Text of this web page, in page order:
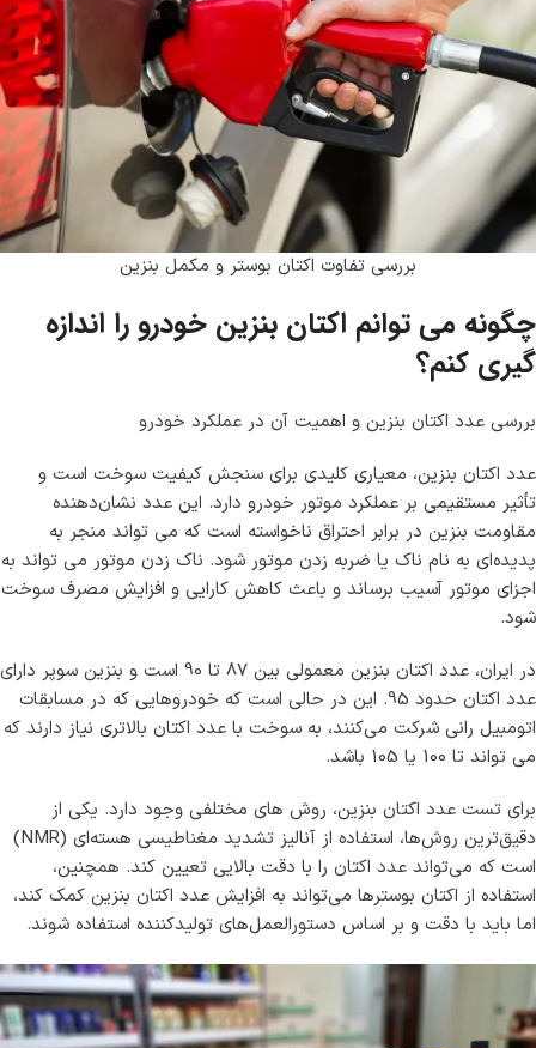
بررسی تفاوت اکتان بوستر و مکمل بنزین
چگونه می توانم اکتان بنزین خودرو را اندازه
گیری کنم؟
بررسی عدد اکتان بنزین و اهمیت آن در عملکرد خودرو
عدد اکتان بنزین، معیاری کلیدی برای سنجش کیفیت سوخت است و
تأثیر مستقیمی بر عملکرد موتور خودرو دارد. این عدد نشان‌دهنده
مقاومت بنزین در برابر احتراق ناخواسته است که می‌ تواند منجر به
پدیده‌ای به نام ناک یا ضربه زدن موتور شود. ناک زدن موتور می‌ تواند به
اجزای موتور آسیب برساند و باعث کاهش کارایی و افزایش مصرف سوخت
شود.
در ایران، عدد اکتان بنزین معمولی بین 87 تا 90 است و بنزین سوپر دارای
عدد اکتان حدود 95. این در حالی است که خودروهایی که در مسابقات
اتومبیل‌ رانی شرکت می‌کنند، به سوخت با عدد اکتان بالاتری نیاز دارند که
می‌ تواند تا 100 یا 105 باشد.
برای تست عدد اکتان بنزین، روش‌ های مختلفی وجود دارد. یکی از
دقیق‌ترین روش‌ها، استفاده از آنالیز تشدید مغناطیسی هسته‌ای (NMR)
است که می‌تواند عدد اکتان را با دقت بالایی تعیین کند. همچنین،
استفاده از اکتان بوسترها می‌تواند به افزایش عدد اکتان بنزین کمک کند،
اما باید با دقت و بر اساس دستورالعمل‌های تولیدکننده استفاده شوند.